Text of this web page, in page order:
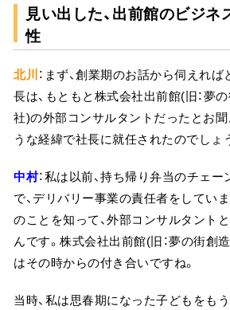
見い出した、出前館のビジ
性
北川：まず、創業期のお話から伺えれ
長は、もともと株式会社出前館(旧：夢
社)の外部コンサルタントだったとお聞
うな経緯で社長に就任されたのでしょ
中村：私は以前、持ち帰り弁当のチェ
で、デリバリー事業の責任者をしてい
のことを知って、外部コンサルタント
んです。株式会社出前館(旧：夢の街創
はその時からの付き合いですね。
当時、私は思春期になった子どもをも